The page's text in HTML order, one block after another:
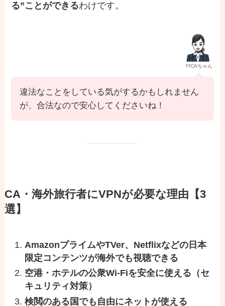
る”ことができるわけです。
ﾏﾏCAちゃん
違法なことをしている気がするかもしれません
が、合法なので安心してくださいね！
CA・海外旅行者にVPNが必要な理由【3
選】
AmazonプライムやTVer、Netflixなどの日本
限定コンテンツが海外でも視聴できる
空港・ホテルの公衆Wi-Fiを安全に使える（セ
キュリティ対策）
検閲のある国でも自由にネットが使える